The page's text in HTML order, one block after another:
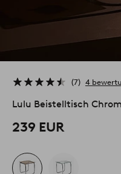
7 4
Lulu Beistelltisch
239 EUR